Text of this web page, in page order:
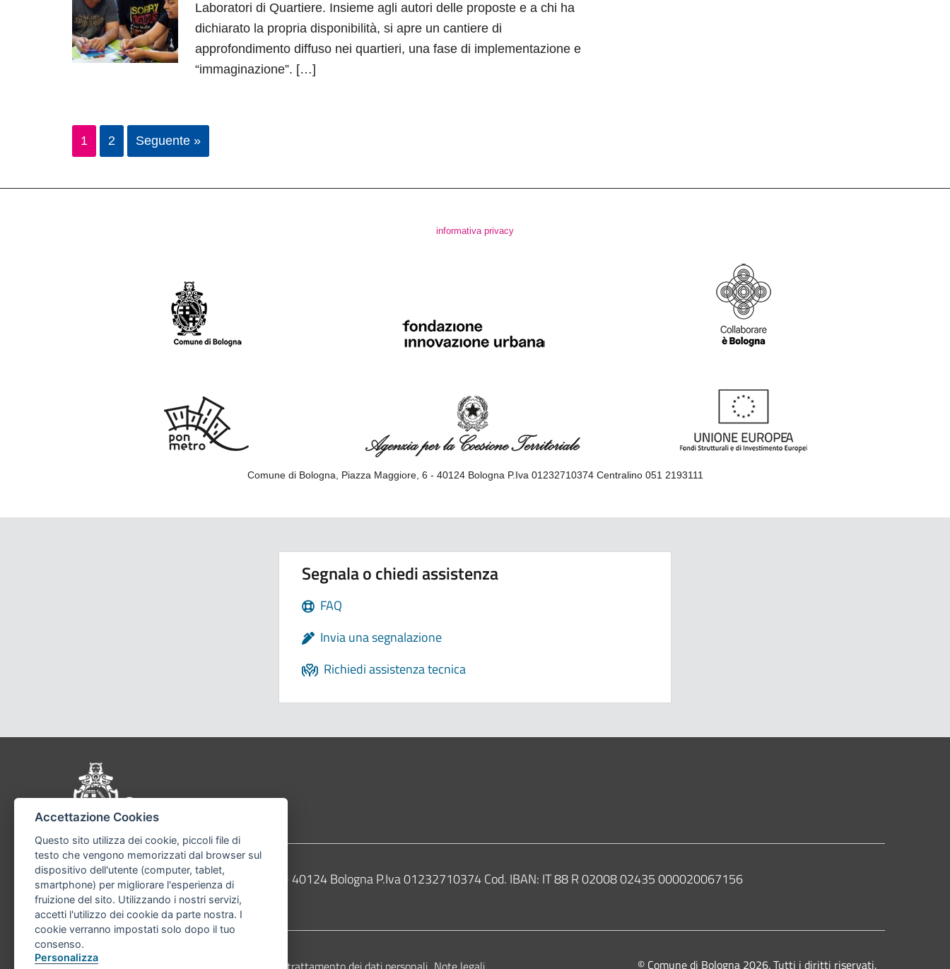
Laboratori di Quartiere. Insieme agli autori delle proposte e a chi ha
dichiarato la propria disponibilità, si apre un cantiere di
approfondimento diffuso nei quartieri, una fase di implementazione e
“immaginazione”. […]
1 2 Seguente »
informativa privacy
Comune di Bologna, Piazza Maggiore, 6 - 40124 Bologna P.Iva 01232710374 Centralino 051 2193111
Segnala o chiedi assistenza
FAQ
Invia una segnalazione
Richiedi assistenza tecnica
Pié di pagina di Comune di Bologna
Contatti
Comune di Bologna, Piazza Maggiore, 6 - 40124 Bologna P.Iva 01232710374 Cod. IBAN: IT 88 R 02008 02435 000020067156
Telefono:051203040
© Comune di Bologna 2026. Tutti i diritti riservati.
Accettazione Cookies
Questo sito utilizza dei cookie, piccoli file di
testo che vengono memorizzati dal browser sul
dispositivo dell'utente (computer, tablet,
smartphone) per migliorare l'esperienza di
fruizione del sito. Utilizzando i nostri servizi,
accetti l'utilizzo dei cookie da parte nostra. I
cookie verranno impostati solo dopo il tuo
consenso.
Personalizza